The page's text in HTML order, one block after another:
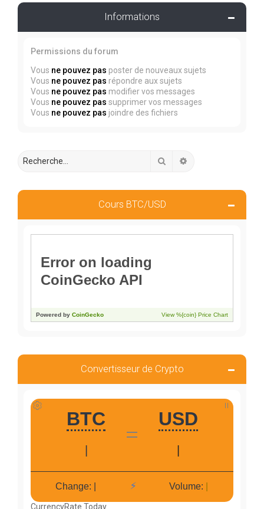
Informations
Permissions du forum
Vous ne pouvez pas poster de nouveaux sujets
Vous ne pouvez pas répondre aux sujets
Vous ne pouvez pas modifier vos messages
Vous ne pouvez pas supprimer vos messages
Vous ne pouvez pas joindre des fichiers
Rechercher
Cours BTC/USD
Convertisseur de Crypto
CurrencyRate.Today